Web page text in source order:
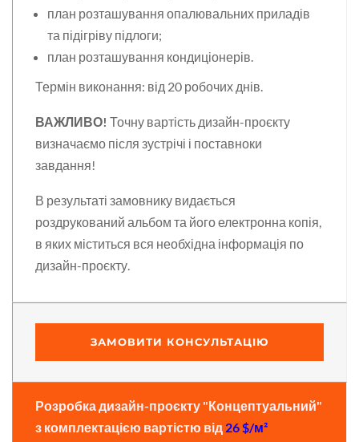
план розташування опалювальних приладів
та підігріву підлоги;
план розташування кондиціонерів.
Термін виконання: від 20 робочих днів.
ВАЖЛИВО! Точну вартість дизайн-проєкту
визначаємо після зустрічі і поставноки
завдання!
В результаті замовнику видається
роздрукований альбом та його електронна копія,
в яких міститься вся необхідна інформація по
дизайн-проєкту.
ЗАМОВИТИ КОНСУЛЬТАЦІЮ
Розробка дизайн-проєкту "Концептуальний"
з комплектацією вартістю від 26 $/м²